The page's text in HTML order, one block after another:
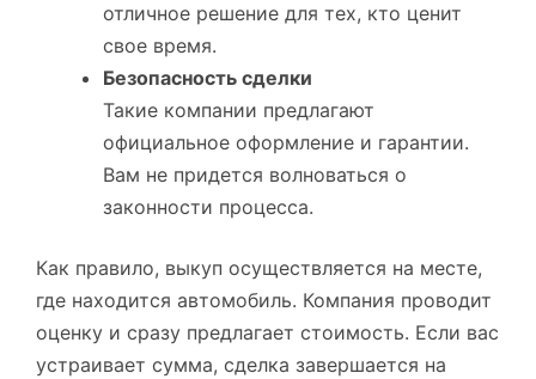
отличное решение для тех, кто ценит
свое время.
Безопасность сделки
Такие компании предлагают
официальное оформление и гарантии.
Вам не придется волноваться о
законности процесса.
Как правило, выкуп осуществляется на месте,
где находится автомобиль. Компания проводит
оценку и сразу предлагает стоимость. Если вас
устраивает сумма, сделка завершается на